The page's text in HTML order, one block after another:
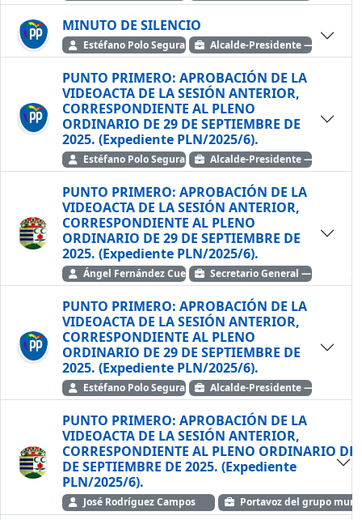
MINUTO DE SILENCIO
Estéfano Polo Segura Alcalde-Presidente — Partido
PUNTO PRIMERO: APROBACIÓN DE LA
VIDEOACTA DE LA SESIÓN ANTERIOR,
CORRESPONDIENTE AL PLENO
ORDINARIO DE 29 DE SEPTIEMBRE DE
2025. (Expediente PLN/2025/6).
Estéfano Polo Segura Alcalde-Presidente — Partido
PUNTO PRIMERO: APROBACIÓN DE LA
VIDEOACTA DE LA SESIÓN ANTERIOR,
CORRESPONDIENTE AL PLENO
ORDINARIO DE 29 DE SEPTIEMBRE DE
2025. (Expediente PLN/2025/6).
Ángel Fernández Cuevas FernándezSecretario General — Ayto. de
PUNTO PRIMERO: APROBACIÓN DE LA
VIDEOACTA DE LA SESIÓN ANTERIOR,
CORRESPONDIENTE AL PLENO
ORDINARIO DE 29 DE SEPTIEMBRE DE
2025. (Expediente PLN/2025/6).
Estéfano Polo Segura Alcalde-Presidente — Partido
PUNTO PRIMERO: APROBACIÓN DE LA
VIDEOACTA DE LA SESIÓN ANTERIOR,
CORRESPONDIENTE AL PLENO ORDINARIO DE
DE SEPTIEMBRE DE 2025. (Expediente
PLN/2025/6).
José Rodríguez Campos Portavoz del grupo